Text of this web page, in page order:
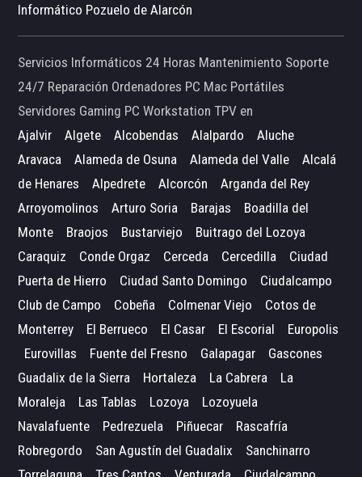
Informático Pozuelo de Alarcón
Servicios Informáticos 24 Horas Mantenimiento Soporte
24/7 Reparación Ordenadores PC Mac Portátiles
Servidores Gaming PC Workstation TPV en
Ajalvir
Algete Alcobendas Alalpardo
Aluche
Aravaca
Alameda de Osuna Alameda del Valle
Alcalá
de Henares
Alpedrete Alcorcón
Arganda del Rey
Arroyomolinos
Arturo Soria Barajas
Boadilla del
Monte
Braojos Bustarviejo
Buitrago del Lozoya
Caraquiz
Conde Orgaz Cerceda Cercedilla
Ciudad
Puerta de Hierro
Ciudad Santo Domingo
Ciudalcampo
Club de Campo
Cobeña Colmenar Viejo
Cotos de
Monterrey
El Berrueco El Casar El Escorial
Europolis
Eurovillas
Fuente del Fresno Galapagar
Gascones
Guadalix de la Sierra
Hortaleza La Cabrera
La
Moraleja
Las Tablas Lozoya
Lozoyuela
Navalafuente
Pedrezuela Piñuecar
Rascafría
Robregordo
San Agustín del Guadalix
Sanchinarro